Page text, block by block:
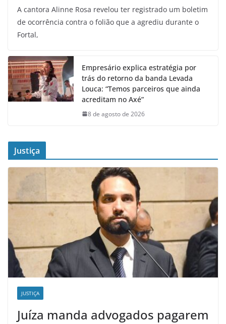
A cantora Alinne Rosa revelou ter registrado um boletim
de ocorrência contra o folião que a agrediu durante o
Fortal,
Empresário explica estratégia por
trás do retorno da banda Levada
Louca: “Temos parceiros que ainda
acreditam no Axé”
8 de agosto de 2026
Justiça
JUSTIÇA
Juíza manda advogados pagarem